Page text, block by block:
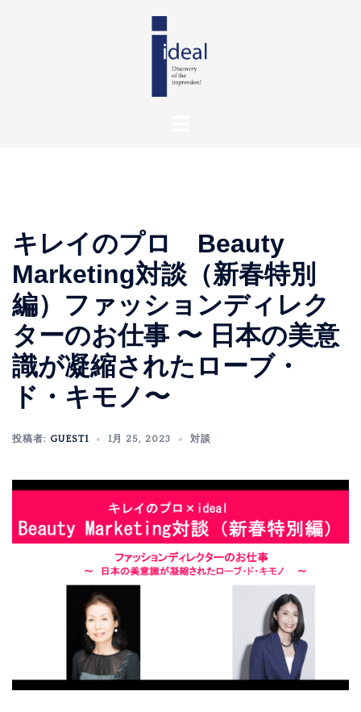
キレイのプロ Beauty
Marketing対談（新春特別
編）ファッションディレク
ターのお仕事 〜 日本の美意
識が凝縮されたローブ・
ド・キモノ〜
投稿者: GUEST1 1月 25, 2023 対談